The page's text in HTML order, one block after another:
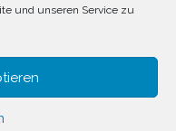
und unseren Service zu
Disclaimer